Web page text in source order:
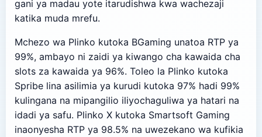
gani ya madau yote itarudishwa kwa wachezaji
katika muda mrefu.
Mchezo wa Plinko kutoka BGaming unatoa RTP ya
99%, ambayo ni zaidi ya kiwango cha kawaida cha
slots za kawaida ya 96%. Toleo la Plinko kutoka
Spribe lina asilimia ya kurudi kutoka 97% hadi 99%
kulingana na mipangilio iliyochaguliwa ya hatari na
idadi ya safu. Plinko X kutoka Smartsoft Gaming
inaonyesha RTP ya 98.5% na uwezekano wa kufikia